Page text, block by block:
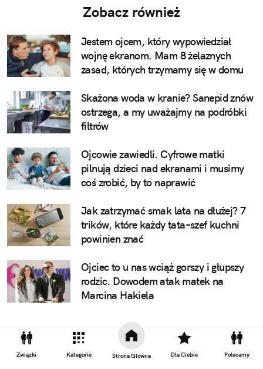
Związki Kategorie Strona Główna Dla Ciebie Polecamy
Zobacz również
Jestem ojcem, który wypowiedział
wojnę ekranom. Mam 8 żelaznych
zasad, których trzymamy się w domu
Skażona woda w kranie? Sanepid znów
ostrzega, a my uważajmy na podróbki
filtrów
Ojcowie zawiedli. Cyfrowe matki
pilnują dzieci nad ekranami i musimy
coś zrobić, by to naprawić
Jak zatrzymać smak lata na dłużej? 7
trików, które każdy tata–szef kuchni
powinien znać
Ojciec to u nas wciąż gorszy i głupszy
rodzic. Dowodem atak matek na
Marcina Hakiela
W tym miejscu miał pojawić się niestandardowy